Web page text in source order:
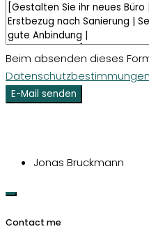
Beim absenden dieses
Datenschutzbestimmungen
E-Mail senden
Jonas Bruckmann
Contact me